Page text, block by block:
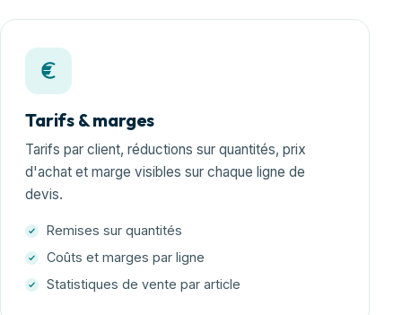
Tarifs & marges
Tarifs par client, réductions sur quantités, prix
d'achat et marge visibles sur chaque ligne de
devis.
Remises sur quantités
Coûts et marges par ligne
Statistiques de vente par article